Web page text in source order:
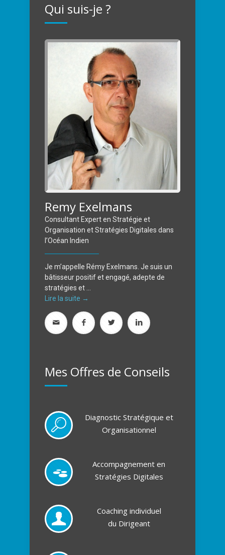
Qui suis-je ?
Remy Exelmans
Consultant Expert en Stratégie et
Organisation et Stratégies Digitales dans
l’Océan Indien
Je m’appelle Rémy Exelmans. Je suis un
bâtisseur positif et engagé, adepte de
stratégies et ...
Lire la suite →
Mes Offres de Conseils
Diagnostic Stratégique et
Organisationnel
Accompagnement en
Stratégies Digitales
Coaching individuel
du Dirigeant